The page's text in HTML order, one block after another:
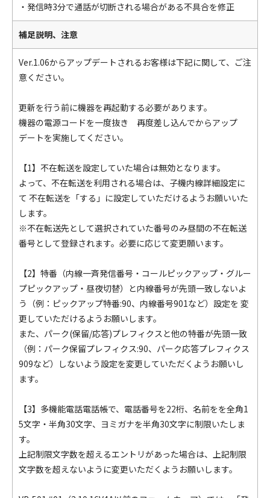
・発信時3分で通話が切断される場合がある不具合を修正
補足説明、注意
Ver.1.06からアップデートされるお客様は下記に関して、ご注
意ください。
更新を行う前に機器を再起動する必要があります。
機器の電源コードを一度抜き 再度差し込んでからアップ
デートを実施してください。
【1】不在転送を設定していた場合は無効となります。
よって、不在転送を利用される場合は、子機内線詳細設定に
て 不在転送を「する」に設定していただけるようお願いいた
します。
※不在転送先として選択されていた番号のみ昼間の不在転送
番号として登録されます。必要に応じて変更願います。
【2】特番（内線一斉発信番号・コールピックアップ・グルー
プピックアップ・昼夜切替）と内線番号が先頭一致しないよ
う（例：ピックアップ特番:90、内線番号901など）設定を 変
更していただけるようお願いします。
また、パーク(保留/応答)プレフィクスと他の特番が先頭一致
（例：パーク保留プレフィクス:90、パーク応答プレフィクス
909など）しないよう設定を変更していただくようお願いし
ます。
【3】多機能電話電話帳で、電話番号を22桁、名前をを全角1
5文字・半角30文字、ヨミガナを半角30文字に制限いたしま
す。
上記制限文字数を超えるエントリがあった場合は、上記制限
文字数を超えないように変更いただくようお願いします。